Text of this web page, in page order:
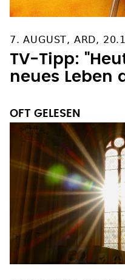
7. AUGUST, ARD,
TV-Tipp:
neues Leben
OFT GELESEN